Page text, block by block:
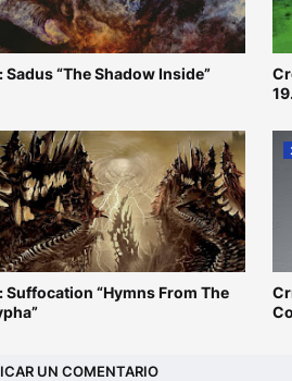
“The Shadow Inside”
Suffocation “Hymns From The
UN COMENTARIO